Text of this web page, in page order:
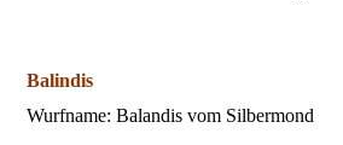
Balindis
Wurfname: Balandis vom Silbermond